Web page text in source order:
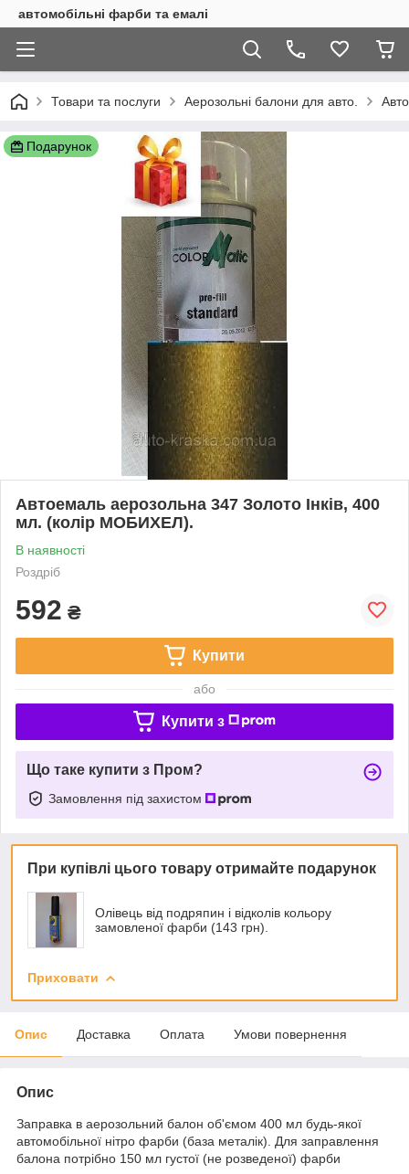
автомобільні фарби та емалі
Товари та послуги Аерозольні балони для авто.
Подарунок
Автоемаль аерозольна 347 Золото Інків, 400
мл. (колір МОБИХЕЛ).
В наявності
Роздріб
592 ₴
Купити
або
Купити з
Що таке купити з Пром?
Замовлення під захистом
При купівлі цього товару отримайте подарунок
Олівець від подряпин і відколів кольору
замовленої фарби (143 грн).
Приховати
Опис Доставка Оплата Умови повернення
Опис
Заправка в аерозольний балон об'ємом 400 мл будь-якої
автомобільної нітро фарби (база металік). Для заправлення
балона потрібно 150 мл густої (не розведеної) фарби